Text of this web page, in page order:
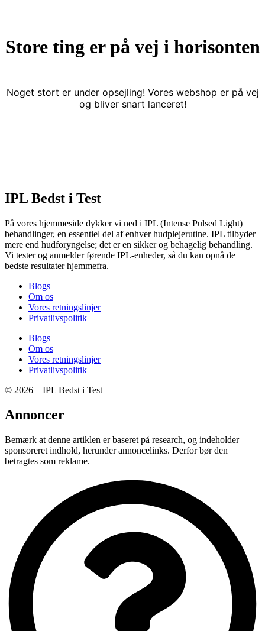
Store ting er på vej i horisonten
Noget stort er under opsejling! Vores webshop er på vej
og bliver snart lanceret!
IPL Bedst i Test
På vores hjemmeside dykker vi ned i IPL (Intense Pulsed Light)
behandlinger, en essentiel del af enhver hudplejerutine. IPL tilbyder
mere end hudforyngelse; det er en sikker og behagelig behandling.
Vi tester og anmelder førende IPL-enheder, så du kan opnå de
bedste resultater hjemmefra.
Blogs
Om os
Vores retningslinjer
Privatlivspolitik
Blogs
Om os
Vores retningslinjer
Privatlivspolitik
© 2026 – IPL Bedst i Test
Annoncer
Bemærk at denne artiklen er baseret på research, og indeholder
sponsoreret indhold, herunder annoncelinks. Derfor bør den
betragtes som reklame.